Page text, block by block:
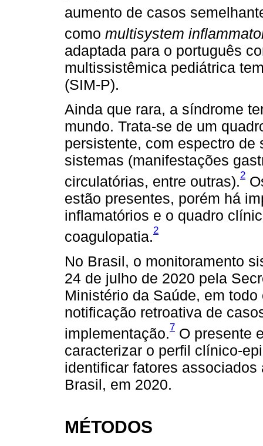
aumento de casos
como multisystem
adaptada para o português
multissistêmica pediátrica
(SIM-P).
Ainda que rara, a síndrome
mundo. Trata-se de um
persistente, com espectro
sistemas (manifestações
circulatórias, entre outras).2
estão presentes, porém há
inflamatórios e o quadro
coagulopatia.2
No Brasil, o monitoramento
24 de julho de 2020 pela
Ministério da Saúde, em
notificação retroativa de
implementação.7 O presente
caracterizar o perfil clínico-
identificar fatores
Brasil, em 2020.
MÉTODOS